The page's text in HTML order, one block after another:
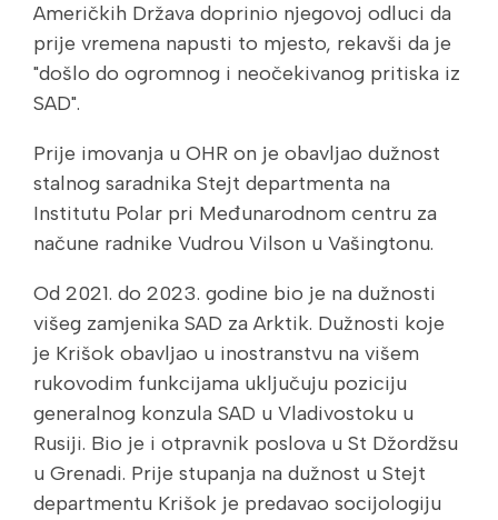
Američkih Država doprinio njegovoj odluci da
prije vremena napusti to mjesto, rekavši da je
"došlo do ogromnog i neočekivanog pritiska iz
SAD".
Prije imovanja u OHR on je obavljao dužnost
stalnog saradnika Stejt departmenta na
Institutu Polar pri Međunarodnom centru za
načune radnike Vudrou Vilson u Vašingtonu.
Od 2021. do 2023. godine bio je na dužnosti
višeg zamjenika SAD za Arktik. Dužnosti koje
je Krišok obavljao u inostranstvu na višem
rukovodim funkcijama uključuju poziciju
generalnog konzula SAD u Vladivostoku u
Rusiji. Bio je i otpravnik poslova u St Džordžsu
u Grenadi. Prije stupanja na dužnost u Stejt
departmentu Krišok je predavao socijologiju